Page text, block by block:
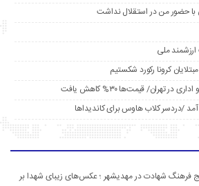
حضور من در استقلال نداشت
ملی
کرونا رکورد شکستیم
قیمت‌ها ۳۰% کاهش یافت
فرهنگ شهادت در مهدیشهر ؛ عکس‌های زیبای شهدا بر